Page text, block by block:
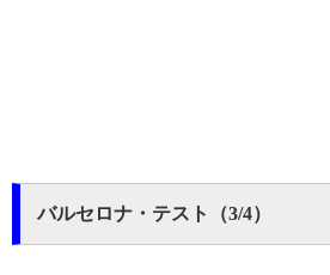
バルセロナ・テスト（3/4）